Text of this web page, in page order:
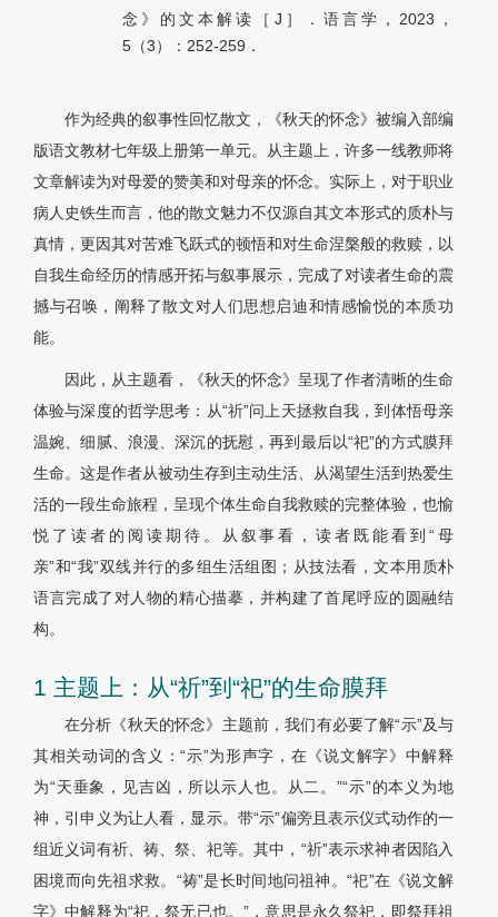
念》的文本解读［J］．语言学，2023，
5（3）：252-259．
作为经典的叙事性回忆散文，《秋天的怀念》被编入部编
版语文教材七年级上册第一单元。从主题上，许多一线教师将
文章解读为对母爱的赞美和对母亲的怀念。实际上，对于职业
病人史铁生而言，他的散文魅力不仅源自其文本形式的质朴与
真情，更因其对苦难飞跃式的顿悟和对生命涅槃般的救赎，以
自我生命经历的情感开拓与叙事展示，完成了对读者生命的震
撼与召唤，阐释了散文对人们思想启迪和情感愉悦的本质功
能。
因此，从主题看，《秋天的怀念》呈现了作者清晰的生命
体验与深度的哲学思考：从“祈”问上天拯救自我，到体悟母亲
温婉、细腻、浪漫、深沉的抚慰，再到最后以“祀”的方式膜拜
生命。这是作者从被动生存到主动生活、从渴望生活到热爱生
活的一段生命旅程，呈现个体生命自我救赎的完整体验，也愉
悦了读者的阅读期待。从叙事看，读者既能看到“母
亲”和“我”双线并行的多组生活组图；从技法看，文本用质朴
语言完成了对人物的精心描摹，并构建了首尾呼应的圆融结
构。
1 主题上：从“祈”到“祀”的生命膜拜
在分析《秋天的怀念》主题前，我们有必要了解“示”及与
其相关动词的含义：“示”为形声字，在《说文解字》中解释
为“天垂象，见吉凶，所以示人也。从二。”“示”的本义为地
神，引申义为让人看，显示。带“示”偏旁且表示仪式动作的一
组近义词有祈、祷、祭、祀等。其中，“祈”表示求神者因陷入
困境而向先祖求救。“祷”是长时间地问祖神。“祀”在《说文解
字》中解释为“祀，祭无已也。”，意思是永久祭祀，即祭拜祖